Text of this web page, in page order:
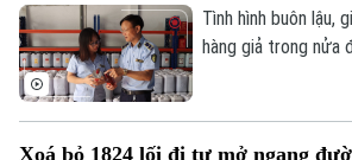
diễn ra trong thời
kinh doanh karaoke.
Tình hình buôn lậu,
hàng giả trong nửa
Xoá bỏ 1824 lối đi tự mở ngang